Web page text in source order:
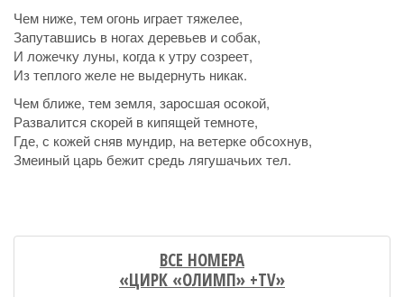
Чем ниже, тем огонь играет тяжелее,
Запутавшись в ногах деревьев и собак,
И ложечку луны, когда к утру созреет,
Из теплого желе не выдернуть никак.
Чем ближе, тем земля, заросшая осокой,
Развалится скорей в кипящей темноте,
Где, с кожей сняв мундир, на ветерке обсохнув,
Змеиный царь бежит средь лягушачьих тел.
ВСЕ НОМЕРА
«ЦИРК «ОЛИМП» +TV»